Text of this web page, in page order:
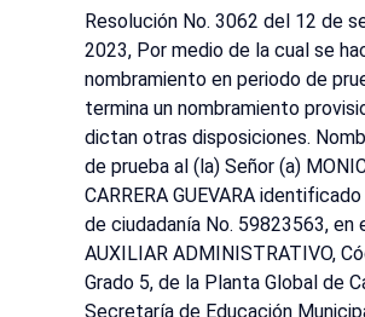
Resolución No. 3062 del 12 de
2023, Por medio de la cual se
nombramiento en periodo de
termina un nombramiento
dictan otras disposiciones.
de prueba al (la) Señor (a)
CARRERA GUEVARA
de ciudadanía No. 59823563, en
AUXILIAR ADMINISTRATIVO,
Grado 5, de la Planta Global de
Secretaría de Educación